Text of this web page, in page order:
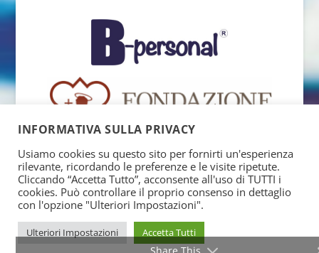
INFORMATIVA SULLA PRIVACY
Usiamo cookies su questo sito per fornirti un'esperienza
rilevante, ricordando le preferenze e le visite ripetute.
Cliccando “Accetta Tutto”, acconsente all'uso di TUTTI i
cookies. Può controllare il proprio consenso in dettaglio
con l'opzione "Ulteriori Impostazioni".
Ulteriori Impostazioni Accetta Tutti